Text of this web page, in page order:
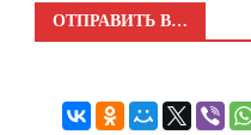
ОТПРАВИТЬ В…